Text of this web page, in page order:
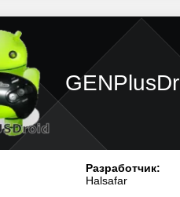
Разработчик:
Halsafar